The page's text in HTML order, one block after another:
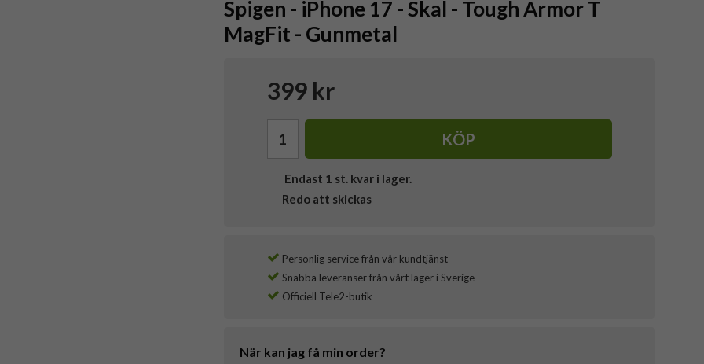
Spigen - iPhone 17 - Skal - Tough Armor T
MagFit - Gunmetal
399 kr
KÖP
Endast 1 st. kvar i lager.
Redo att skickas
Personlig service från vår kundtjänst
Snabba leveranser från vårt lager i Sverige
Officiell Tele2-butik
När kan jag få min order?